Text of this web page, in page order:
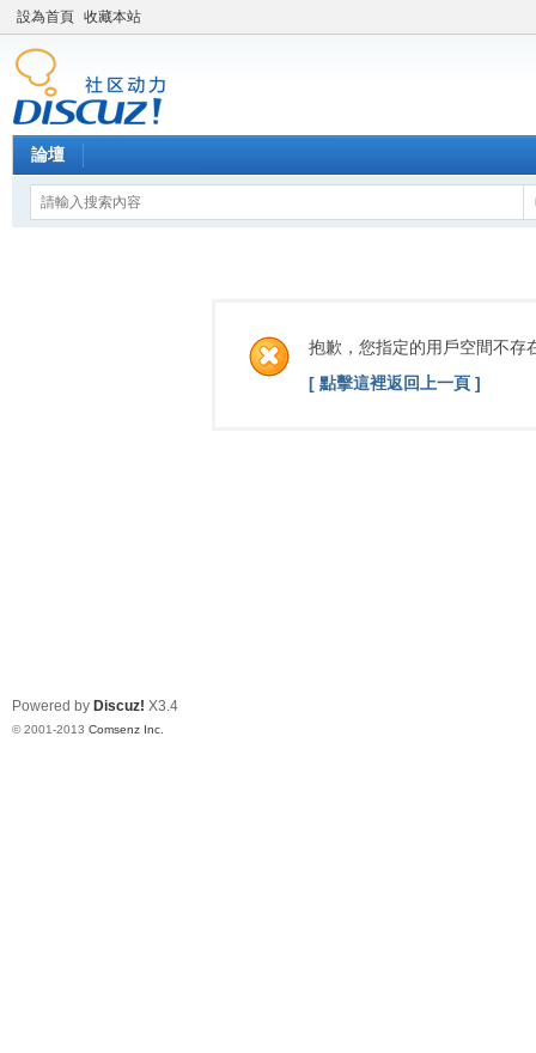
設為首頁 收藏本站
論壇
抱歉，您指定的用戶空間不存
[ 點擊這裡返回上一頁 ]
Powered by Discuz! X3.4
© 2001-2013 Comsenz Inc.